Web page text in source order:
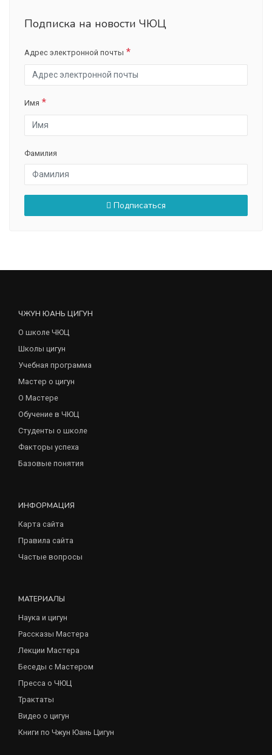
Подписка на новости ЧЮЦ
Адрес электронной почты
Имя
Фамилия
Подписаться
ЧЖУН ЮАНЬ ЦИГУН
О школе ЧЮЦ
Школы цигун
Учебная программа
Мастер о цигун
О Мастере
Обучение в ЧЮЦ
Студенты о школе
Факторы успеха
Базовые понятия
ИНФОРМАЦИЯ
Карта сайта
Правила сайта
Частые вопросы
МАТЕРИАЛЫ
Наука и цигун
Рассказы Мастера
Лекции Мастера
Беседы с Мастером
Пресса о ЧЮЦ
Трактаты
Видео о цигун
Книги по Чжун Юань Цигун